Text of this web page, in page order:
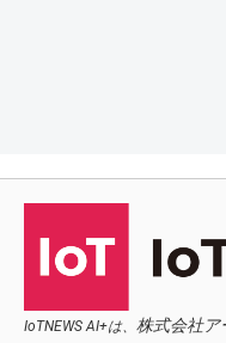
IoTNEWS AI+は、 株式会社ア